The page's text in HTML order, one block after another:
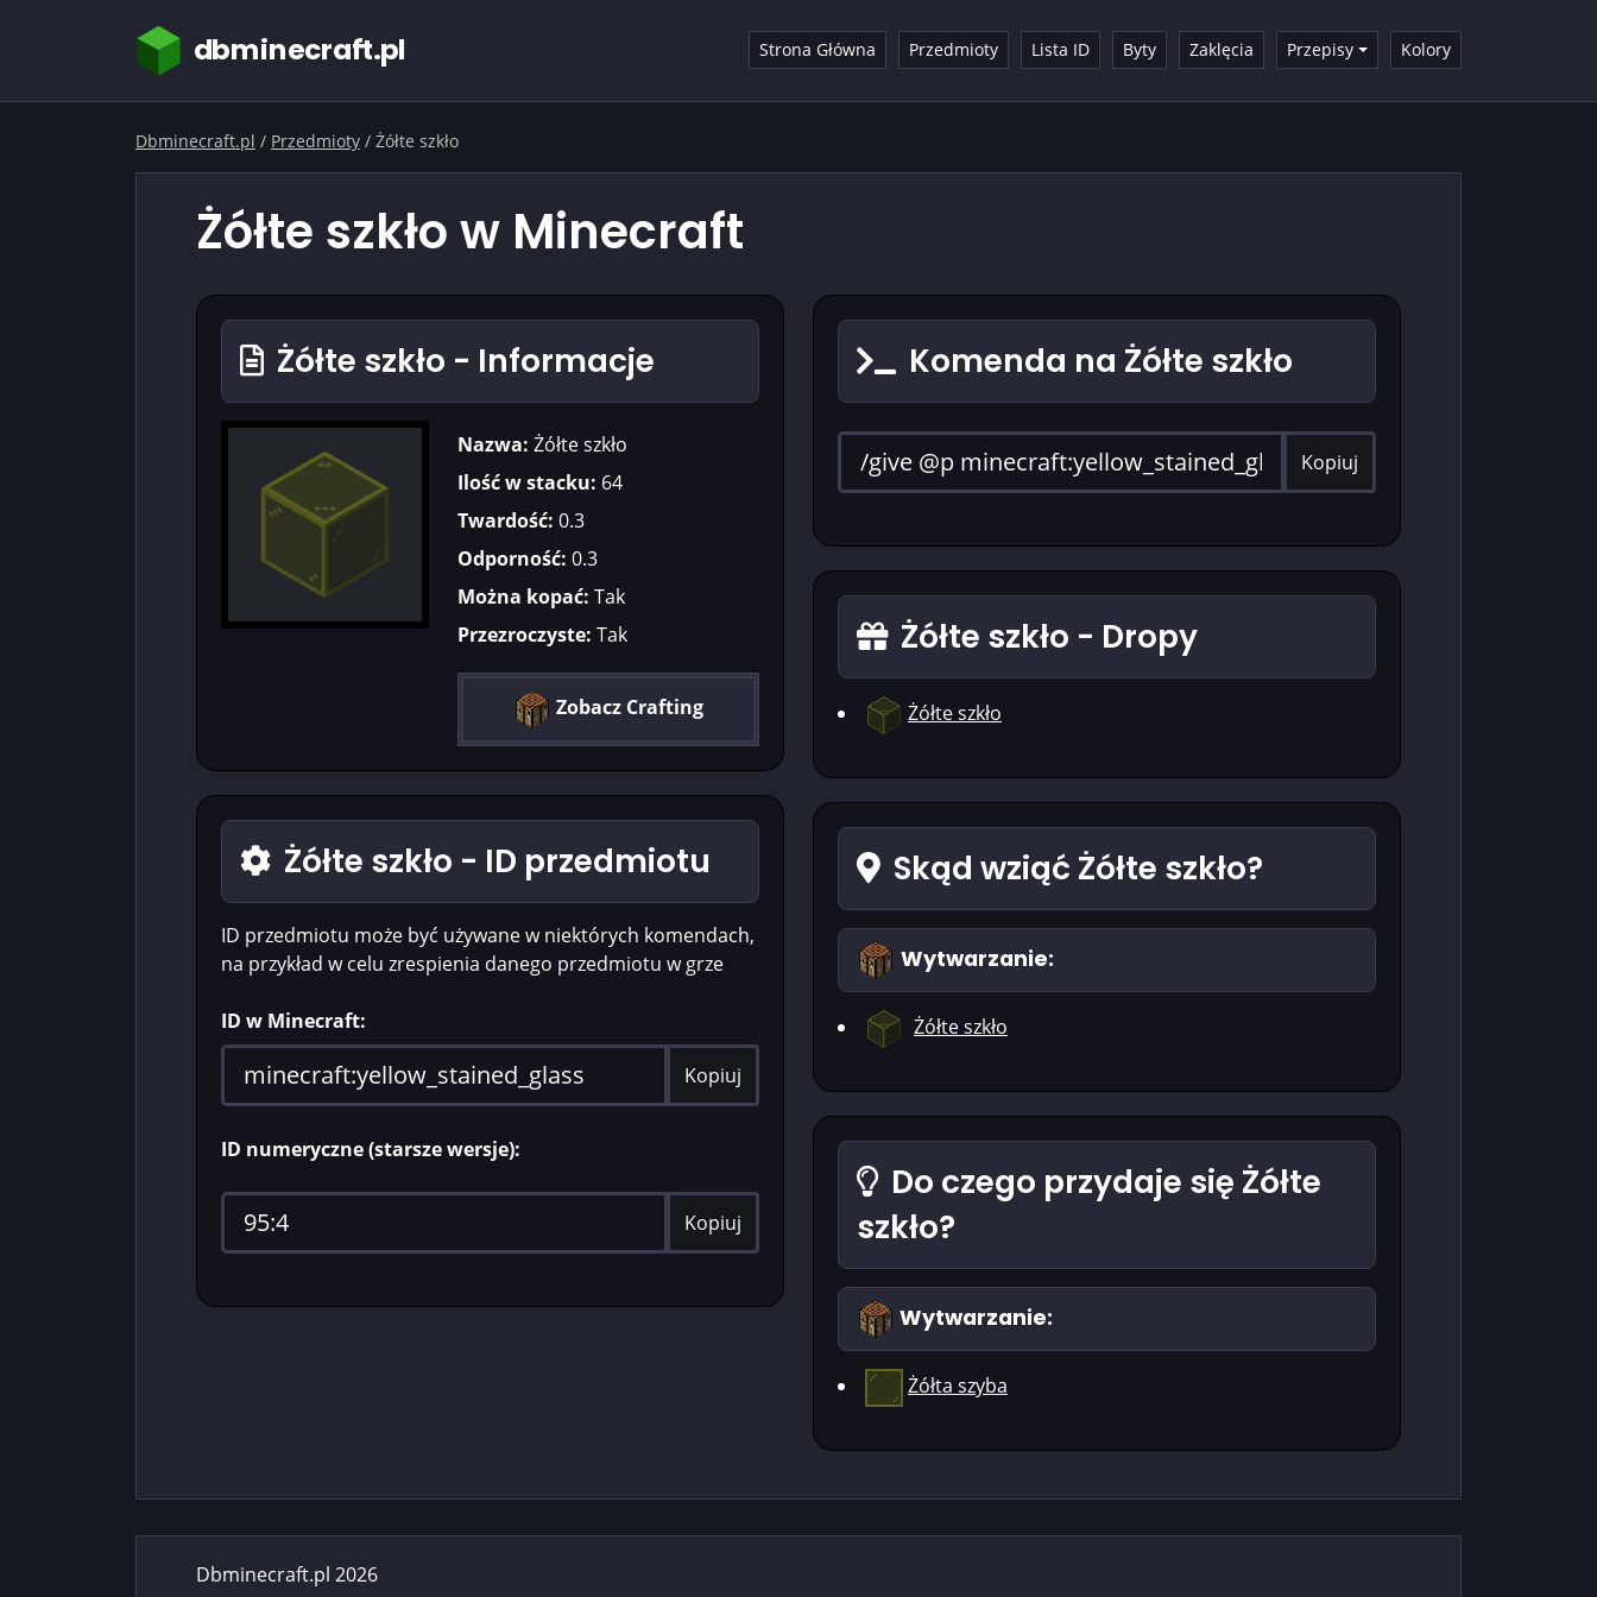
dbminecraft.pl Strona Główna Przedmioty Lista ID Byty Zaklęcia Przepisy Kolory
Dbminecraft.pl / Przedmioty / Żółte szkło
Żółte szkło w Minecraft
Żółte szkło - Informacje
Nazwa: Żółte szkło
Ilość w stacku: 64
Twardość: 0.3
Odporność: 0.3
Można kopać: Tak
Przezroczyste: Tak
Zobacz Crafting
Żółte szkło - ID przedmiotu
ID przedmiotu może być używane w niektórych komendach,
na przykład w celu zrespienia danego przedmiotu w grze
ID w Minecraft:
Kopiuj
ID numeryczne (starsze wersje):
Kopiuj
Komenda na Żółte szkło
Kopiuj
Żółte szkło - Dropy
Żółte szkło
Skąd wziąć Żółte szkło?
Wytwarzanie:
Żółte szkło
Do czego przydaje się Żółte
szkło?
Wytwarzanie:
Żółta szyba
Dbminecraft.pl 2026